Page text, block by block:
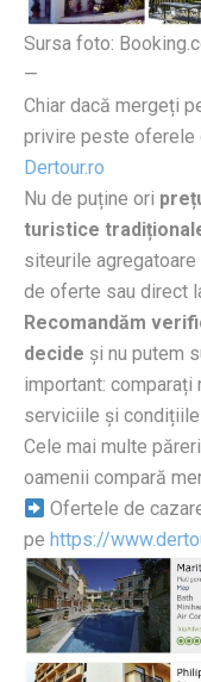
Sursa foto:
—
Chiar dacă mergeți
privire peste oferele
Dertour.ro
Nu de puține ori
turistice
siteurile agregatoare
de oferte sau direct
Recomandăm
decide și nu putem
important: comparați
serviciile și
Cele mai multe
oamenii compară
Ofertele de
pe https://